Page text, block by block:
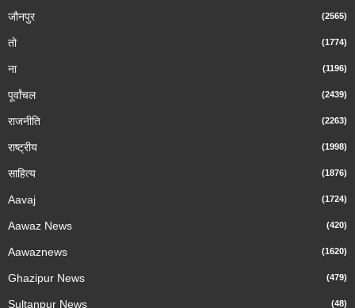
जौनपुर (2565)
तो (1774)
ना (1196)
पूर्वांचल (2439)
राजनीति (2263)
राष्ट्रीय (1998)
साहित्य (1876)
Aavaj (1724)
Aawaz News (420)
Aawaznews (1620)
Ghazipur News (479)
Sultanpur News (48)